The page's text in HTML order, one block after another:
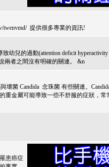
twenvmd/ 提供很多專業的資訊!
幼兒的過動(attention deficit
兩者之間沒有明確的關連。 &n
壞菌 Candida 念珠菌 有些關連。
金屬可能導致一些不舒服的症狀，常
患癌症